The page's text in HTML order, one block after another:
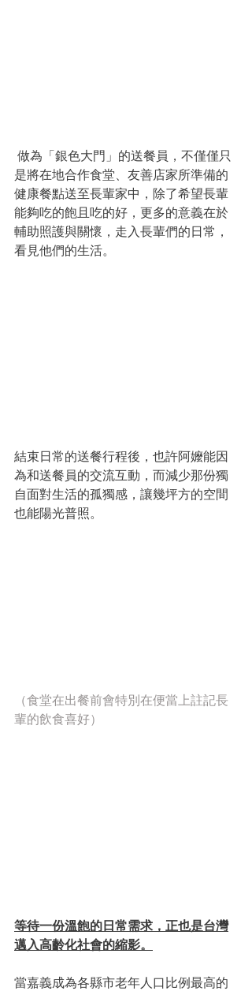
是將在地合作食堂、友善店家所準備的
健康餐點送至長輩家中，除了希望長輩
能夠吃的飽且吃的好，更多的意義在於
輔助照護與關懷，走入長輩們的日常，
看見他們的生活。
結束日常的送餐行程後，也許阿嬤能因
為和送餐員的交流互動，而減少那份獨
自面對生活的孤獨感，讓幾坪方的空間
也能陽光普照。
（食堂在出餐前會特別在便當上註記長
輩的飲食喜好）
等待一份溫飽的日常需求，正也是台灣
邁入高齡化社會的縮影。
當嘉義成為各縣市老年人口比例最高的